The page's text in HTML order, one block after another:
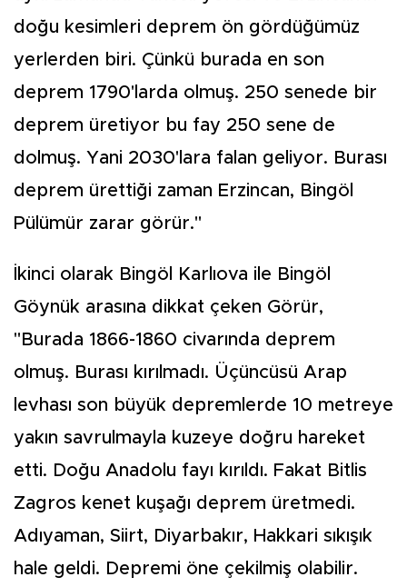
doğu kesimleri deprem ön gördüğümüz
yerlerden biri. Çünkü burada en son
deprem 1790'larda olmuş. 250 senede bir
deprem üretiyor bu fay 250 sene de
dolmuş. Yani 2030'lara falan geliyor. Burası
deprem ürettiği zaman Erzincan, Bingöl
Pülümür zarar görür."
İkinci olarak Bingöl Karlıova ile Bingöl
Göynük arasına dikkat çeken Görür,
"Burada 1866-1860 civarında deprem
olmuş. Burası kırılmadı. Üçüncüsü Arap
levhası son büyük depremlerde 10 metreye
yakın savrulmayla kuzeye doğru hareket
etti. Doğu Anadolu fayı kırıldı. Fakat Bitlis
Zagros kenet kuşağı deprem üretmedi.
Adıyaman, Siirt, Diyarbakır, Hakkari sıkışık
hale geldi. Depremi öne çekilmiş olabilir.